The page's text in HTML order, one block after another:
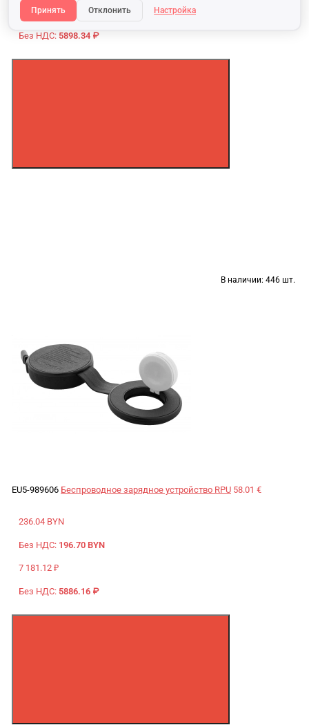
Принять
Отклонить Настройка
7 195.97 ₽
Без НДС: 5898.34 ₽
В наличии: 446 шт.
EU5-989606 Беспроводное зарядное устройство RPU 58.01 €
236.04 BYN
Без НДС: 196.70 BYN
7 181.12 ₽
Без НДС: 5886.16 ₽